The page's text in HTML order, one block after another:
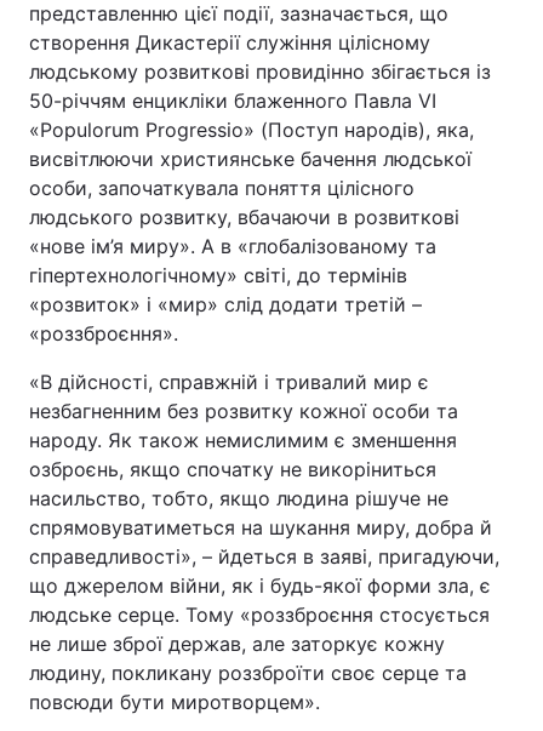
Спорт Наука
Техно і зв'язок Лайт
Зброя Інциденти
Здоров'я Туризм
Цікавинки Погода
Екологія Регіони
Лонгріди
Відео з Youtube Статті
Інтерв'ю Думки
Архів Вакансії
Послуги
представленню цієї події, зазначається, що
створення Дикастерії служіння цілісному
людському розвиткові провидінно збігається із
50-річчям енцикліки блаженного Павла VI
«Populorum Progressio» (Поступ народів), яка,
висвітлюючи християнське бачення людської
особи, започаткувала поняття цілісного
людського розвитку, вбачаючи в розвиткові
«нове ім’я миру». А в «глобалізованому та
гіпертехнологічному» світі, до термінів
«розвиток» і «мир» слід додати третій –
«роззброєння».
«В дійсності, справжній і тривалий мир є
незбагненним без розвитку кожної особи та
народу. Як також немислимим є зменшення
озброєнь, якщо спочатку не викоріниться
насильство, тобто, якщо людина рішуче не
спрямовуватиметься на шукання миру, добра й
справедливості», – йдеться в заяві, пригадуючи,
що джерелом війни, як і будь-якої форми зла, є
людське серце. Тому «роззброєння стосується
не лише зброї держав, але заторкує кожну
людину, покликану роззброїти своє серце та
повсюди бути миротворцем».